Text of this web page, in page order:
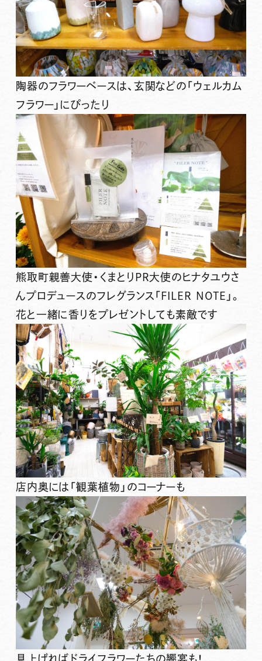
陶器のフラワーベースは、玄関などの「ウェルカム
フラワー」にぴったり
熊取町親善大使・くまとりPR大使のヒナタユウさ
んプロデュースのフレグランス「FILER NOTE」。
花と一緒に香りをプレゼントしても素敵です
店内奥には「観葉植物」のコーナーも
見上げればドライフラワーたちの饗宴も！